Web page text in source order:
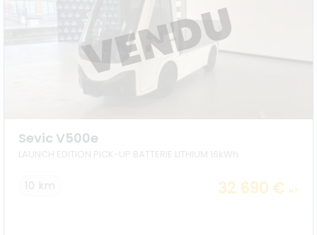
Renault
Volkswagen
Véhicules 0 km
Tous les véhicules
Réservation véhicule
Sevic V500e
LAUNCH EDITION PICK-UP BATTERIE LITHIUM 16kWh
10 km 32 690 € HT